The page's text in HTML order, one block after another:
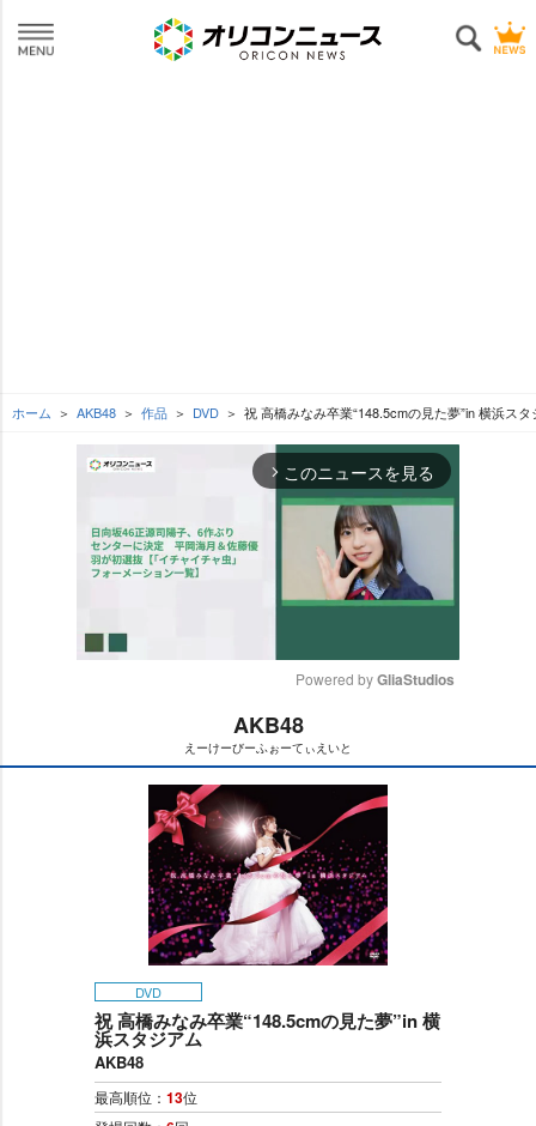
ホーム AKB48 作品 DVD 祝 高橋みなみ卒業“148.5cmの見た夢”in 横浜スタ
arrow_forward_ios このニュースを見る
t
e
Powered by GliaStudios
AKB48
えーけーびーふぉーてぃえいと
DVD
祝 高橋みなみ卒業“148.5cmの見た夢”in 横
浜スタジアム
AKB48
最高順位： 13位